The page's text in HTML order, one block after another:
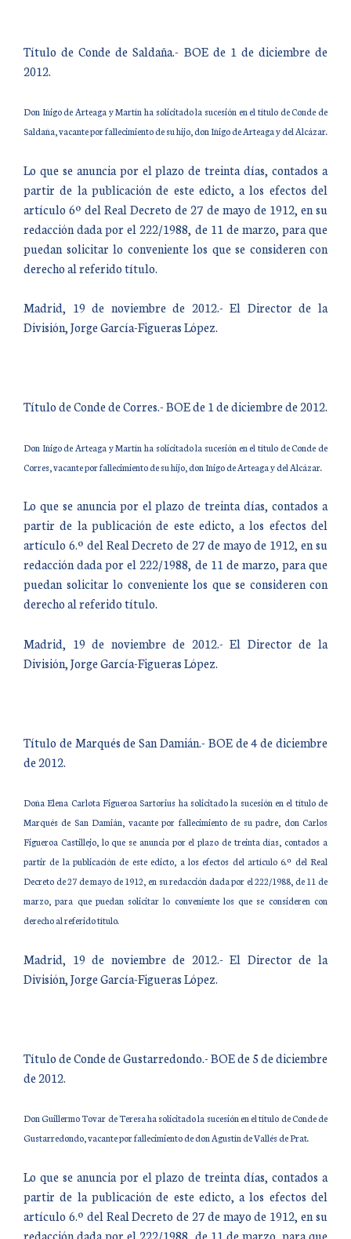
Título de Conde de Saldaña.- BOE de 1 de diciembre de
2012.
Don Iñigo de Arteaga y Martín ha solicitado la sucesión en el título de Conde de
Saldaña, vacante por fallecimiento de su hijo, don Iñigo de Arteaga y del Alcázar.
Lo que se anuncia por el plazo de treinta días, contados a
partir de la publicación de este edicto, a los efectos del
artículo 6º del Real Decreto de 27 de mayo de 1912, en su
redacción dada por el 222/1988, de 11 de marzo, para que
puedan solicitar lo conveniente los que se consideren con
derecho al referido título.
Madrid, 19 de noviembre de 2012.- El Director de la
División, Jorge García-Figueras López.
Título de Conde de Corres.- BOE de 1 de diciembre de 2012.
Don Iñigo de Arteaga y Martín ha solicitado la sucesión en el título de Conde de
Corres, vacante por fallecimiento de su hijo, don Iñigo de Arteaga y del Alcázar.
Lo que se anuncia por el plazo de treinta días, contados a
partir de la publicación de este edicto, a los efectos del
artículo 6.º del Real Decreto de 27 de mayo de 1912, en su
redacción dada por el 222/1988, de 11 de marzo, para que
puedan solicitar lo conveniente los que se consideren con
derecho al referido título.
Madrid, 19 de noviembre de 2012.- El Director de la
División, Jorge García-Figueras López.
Título de Marqués de San Damián.- BOE de 4 de diciembre
de 2012.
Doña Elena Carlota Figueroa Sartorius ha solicitado la sucesión en el título de
Marqués de San Damián, vacante por fallecimiento de su padre, don Carlos
Figueroa Castillejo, lo que se anuncia por el plazo de treinta días, contados a
partir de la publicación de este edicto, a los efectos del artículo 6.º del Real
Decreto de 27 de mayo de 1912, en su redacción dada por el 222/1988, de 11 de
marzo, para que puedan solicitar lo conveniente los que se consideren con
derecho al referido título.
Madrid, 19 de noviembre de 2012.- El Director de la
División, Jorge García-Figueras López.
Título de Conde de Gustarredondo.- BOE de 5 de diciembre
de 2012.
Don Guillermo Tovar de Teresa ha solicitado la sucesión en el título de Conde de
Gustarredondo, vacante por fallecimiento de don Agustín de Vallés de Prat.
Lo que se anuncia por el plazo de treinta días, contados a
partir de la publicación de este edicto, a los efectos del
artículo 6.º del Real Decreto de 27 de mayo de 1912, en su
redacción dada por el 222/1988, de 11 de marzo, para que